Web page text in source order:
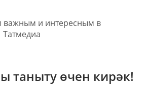
важным и интересным в
Татмедиа
таныту өчен кирәк!